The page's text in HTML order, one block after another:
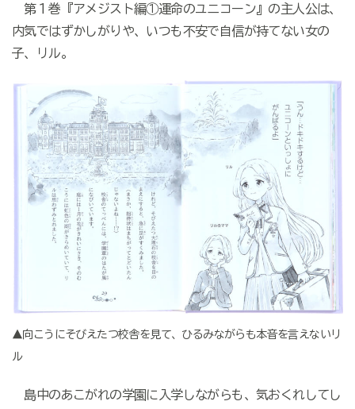
第１巻『アメジスト編①運命のユニコーン』の主人公は、
内気ではずかしがりや、いつも不安で自信が持てない女の
子、リル。
▲向こうにそびえたつ校舎を見て、ひるみながらも本音を言えないリ
ル
島中のあこがれの学園に入学しながらも、気おくれしてし